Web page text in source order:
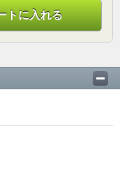
トに入れる